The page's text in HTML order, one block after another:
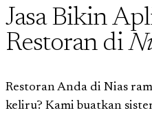
Jasa Bikin
Restoran di
Restoran Anda di Nias
keliru? Kami buatkan